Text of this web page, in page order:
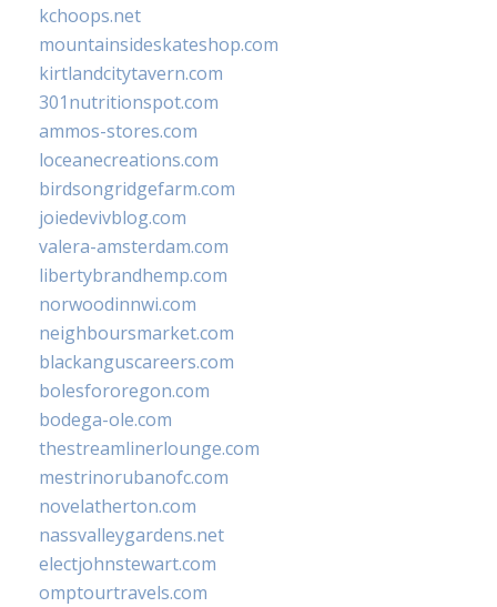
kchoops.net
mountainsideskateshop.com
kirtlandcitytavern.com
301nutritionspot.com
ammos-stores.com
loceanecreations.com
birdsongridgefarm.com
joiedevivblog.com
valera-amsterdam.com
libertybrandhemp.com
norwoodinnwi.com
neighboursmarket.com
blackanguscareers.com
bolesfororegon.com
bodega-ole.com
thestreamlinerlounge.com
mestrinorubanofc.com
novelatherton.com
nassvalleygardens.net
electjohnstewart.com
omptourtravels.com